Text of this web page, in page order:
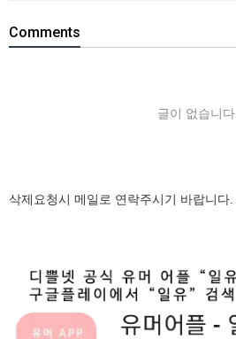
Comments
글이 없습니다.
삭제요청시 메일로 연락주시기 바랍니다.